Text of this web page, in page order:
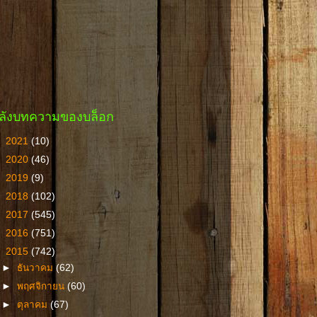
งบทความของบล็อก
2021 (10)
2020 (46)
2019 (9)
2018 (102)
2017 (545)
2016 (751)
2015 (742)
► ธันวาคม(62)
►พฤศจิกายน(60)
► ตุลาคม(67)